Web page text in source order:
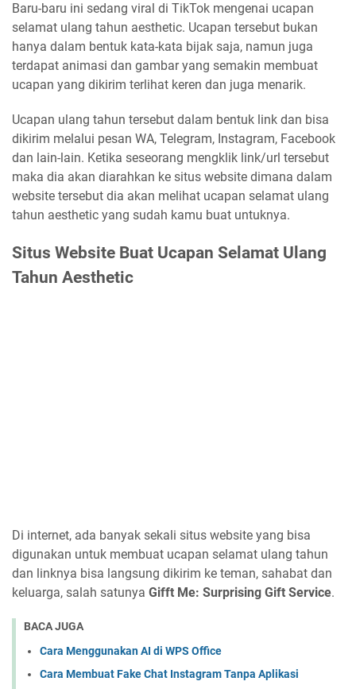
Baru-baru ini sedang viral di TikTok mengenai ucapan
selamat ulang tahun aesthetic. Ucapan tersebut bukan
hanya dalam bentuk kata-kata bijak saja, namun juga
terdapat animasi dan gambar yang semakin membuat
ucapan yang dikirim terlihat keren dan juga menarik.
Ucapan ulang tahun tersebut dalam bentuk link dan bisa
dikirim melalui pesan WA, Telegram, Instagram, Facebook
dan lain-lain. Ketika seseorang mengklik link/url tersebut
maka dia akan diarahkan ke situs website dimana dalam
website tersebut dia akan melihat ucapan selamat ulang
tahun aesthetic yang sudah kamu buat untuknya.
Situs Website Buat Ucapan Selamat Ulang
Tahun Aesthetic
Di internet, ada banyak sekali situs website yang bisa
digunakan untuk membuat ucapan selamat ulang tahun
dan linknya bisa langsung dikirim ke teman, sahabat dan
keluarga, salah satunya Gifft Me: Surprising Gift Service.
BACA JUGA
Cara Menggunakan AI di WPS Office
Cara Membuat Fake Chat Instagram Tanpa Aplikasi